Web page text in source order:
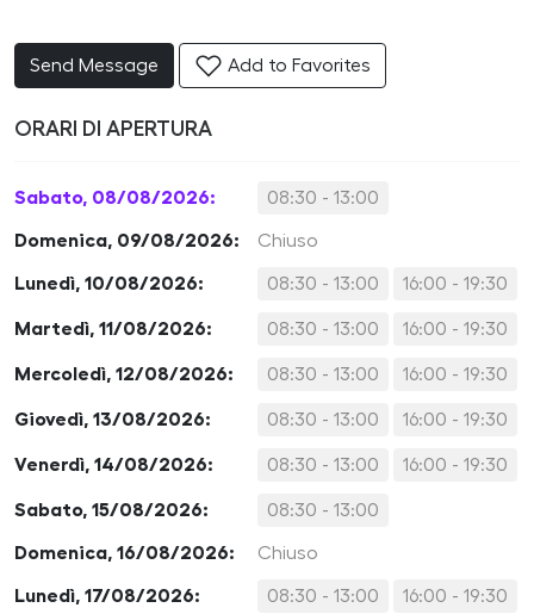
Send Message Add to Favorites
ORARI DI APERTURA
Sabato, 08/08/2026: 08:30 - 13:00
Domenica, 09/08/2026: Chiuso
Lunedì, 10/08/2026: 08:30 - 13:00 16:00 - 19:30
Martedì, 11/08/2026: 08:30 - 13:00 16:00 - 19:30
Mercoledì, 12/08/2026: 08:30 - 13:00 16:00 - 19:30
Giovedì, 13/08/2026: 08:30 - 13:00 16:00 - 19:30
Venerdì, 14/08/2026: 08:30 - 13:00 16:00 - 19:30
Sabato, 15/08/2026: 08:30 - 13:00
Domenica, 16/08/2026: Chiuso
Lunedì, 17/08/2026: 08:30 - 13:00 16:00 - 19:30